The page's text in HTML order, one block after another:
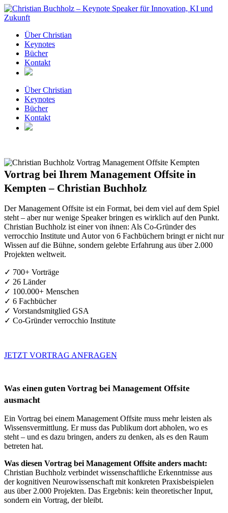
Zum
Inhalt
Über Christian
Keynotes
Bücher
Kontakt
Über Christian
Keynotes
Bücher
Kontakt
Vortrag bei Ihrem Management Offsite in
Kempten – Christian Buchholz
Der Management Offsite ist ein Format, bei dem viel auf dem Spiel
steht – aber nur wenige Speaker bringen es wirklich auf den Punkt.
Christian Buchholz ist einer von ihnen: Als Co-Gründer des
verrocchio Institute und Autor von 6 Fachbüchern bringt er nicht nur
Wissen auf die Bühne, sondern gelebte Erfahrung aus über 2.000
Projekten weltweit.
✓ 700+ Vorträge
✓ 26 Länder
✓ 100.000+ Menschen
✓ 6 Fachbücher
✓ Vorstandsmitglied GSA
✓ Co-Gründer verrocchio Institute
JETZT VORTRAG ANFRAGEN
Was einen guten Vortrag bei Management Offsite
ausmacht
Ein Vortrag bei einem Management Offsite muss mehr leisten als
Wissensvermittlung. Er muss das Publikum dort abholen, wo es
steht – und es dazu bringen, anders zu denken, als es den Raum
betreten hat.
Was diesen Vortrag bei Management Offsite anders macht:
Christian Buchholz verbindet wissenschaftliche Erkenntnisse aus
der kognitiven Neurowissenschaft mit konkreten Praxisbeispielen
aus über 2.000 Projekten. Das Ergebnis: kein theoretischer Input,
sondern ein Vortrag, der bleibt.